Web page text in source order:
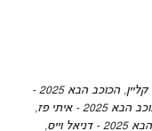
,
הכוכב הבא 2025 -
הבא 2025 - איתי פז
,
וייס
,